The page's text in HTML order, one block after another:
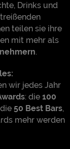
Drinks und
teilen sie ihre
mit mehr als
.
wir jedes Jahr
: die 100
50 Best Bars,
mehr werden